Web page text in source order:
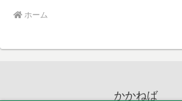
ホーム
かかねば